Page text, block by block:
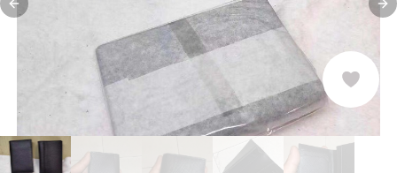
Previous slide